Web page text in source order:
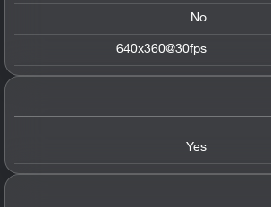
No
640x360@30fps
Yes